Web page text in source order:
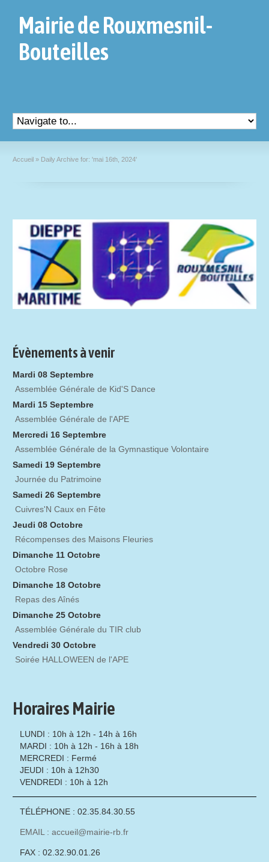
Mairie de Rouxmesnil-
Bouteilles
Accueil » Daily Archive for: 'mai 16th, 2024'
Évènements à venir
Mardi 08 Septembre
Assemblée Générale de Kid'S Dance
Mardi 15 Septembre
Assemblée Générale de l'APE
Mercredi 16 Septembre
Assemblée Générale de la Gymnastique Volontaire
Samedi 19 Septembre
Journée du Patrimoine
Samedi 26 Septembre
Cuivres'N Caux en Fête
Jeudi 08 Octobre
Récompenses des Maisons Fleuries
Dimanche 11 Octobre
Octobre Rose
Dimanche 18 Octobre
Repas des Aînés
Dimanche 25 Octobre
Assemblée Générale du TIR club
Vendredi 30 Octobre
Soirée HALLOWEEN de l'APE
Horaires Mairie
LUNDI : 10h à 12h - 14h à 16h
MARDI : 10h à 12h - 16h à 18h
MERCREDI : Fermé
JEUDI : 10h à 12h30
VENDREDI : 10h à 12h
TÉLÉPHONE : 02.35.84.30.55
EMAIL : accueil@mairie-rb.fr
FAX : 02.32.90.01.26